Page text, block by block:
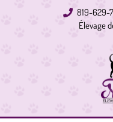
819-629-
Élevage